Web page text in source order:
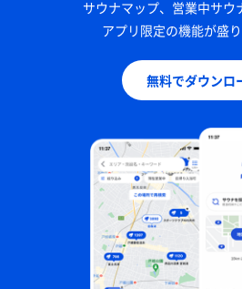
サウナマップ、営業中サウ
アプリ限定の機能が盛
無料でダウンロ